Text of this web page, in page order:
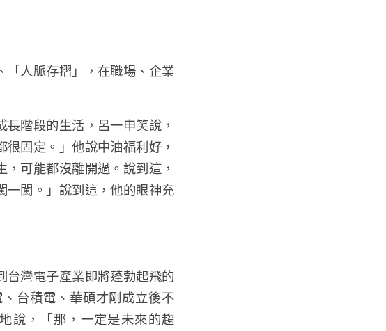
「人脈存摺」，在職場、企業
階段的生活，呂一申笑說，
固定。」他說中油福利好，
可能都沒離開過。說到這，
一闖。」說到這，他的眼神充
台灣電子產業即將蓬勃起飛的
台積電、華碩才剛成立後不
說，「那，一定是未來的趨